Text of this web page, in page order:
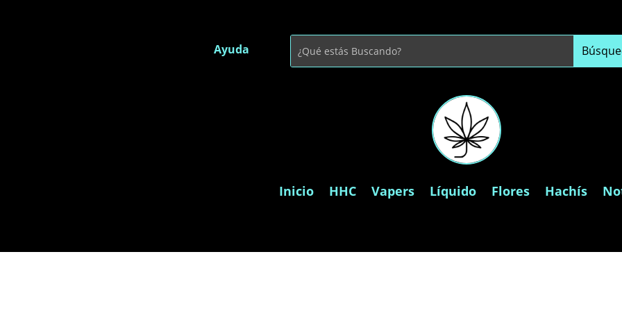
Ayuda
Inicio HHC Vapers Líquido Flores Hachís